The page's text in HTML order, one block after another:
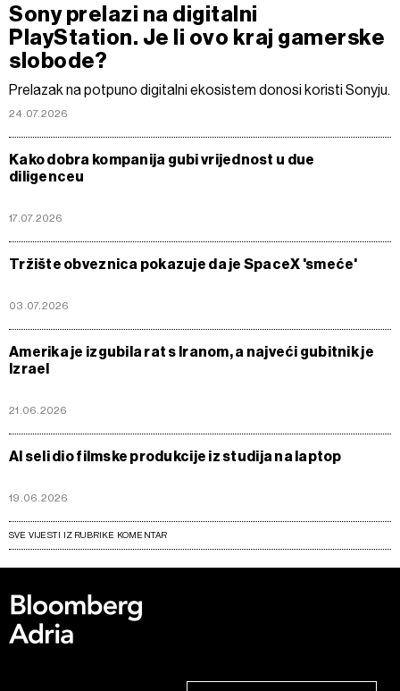
Sony prelazi na digitalni
PlayStation. Je li ovo kraj gamerske
slobode?
Prelazak na potpuno digitalni ekosistem donosi koristi Sonyju.
24.07.2026
Kako dobra kompanija gubi vrijednost u due
diligenceu
17.07.2026
Tržište obveznica pokazuje da je SpaceX 'smeće'
03.07.2026
Amerika je izgubila rat s Iranom, a najveći gubitnik je
Izrael
21.06.2026
AI seli dio filmske produkcije iz studija na laptop
19.06.2026
SVE VIJESTI IZ RUBRIKE KOMENTAR